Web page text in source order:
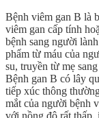
Bệnh viêm gan B là
viêm gan cấp tính
bệnh sang người
phẩm từ máu của
su, truyền từ mẹ
Bệnh gan B có lây
tiếp xúc thông
mắt của người bệnh
với nồng độ rất thấp,